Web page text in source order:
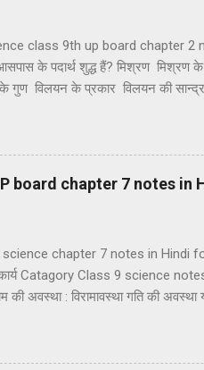
class 9th up board chapter 2
के पदार्थ शुद्ध हैं? मिश्रण मिश्रण के
गुण विलयन के प्रकार विलयन की
होता है तो ऐसे पदार्थ को मिश्रण कहते
board chapter 7 notes in
science chapter 7 notes in Hindi
Catagory Class 9 science
की अवस्था : विरामावस्था गति की अवस्था
गति गति की दर का मापन : चाल
चाल वेग वेग का मात्रक वेग के प्रकार